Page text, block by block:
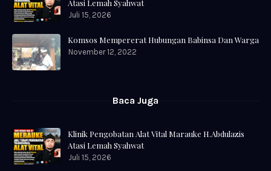
Atasi Lemah Syahwat
Juli 15, 2026
Komsos Mempererat Hubungan Babinsa Dan Warga
November 12, 2022
Baca Juga
Klinik Pengobatan Alat Vital Marauke H.Abdulazis
Atasi Lemah Syahwat
Juli 15, 2026